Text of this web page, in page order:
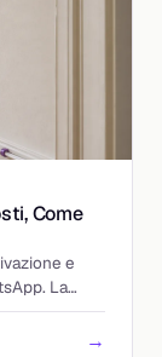
Come
e
La
→